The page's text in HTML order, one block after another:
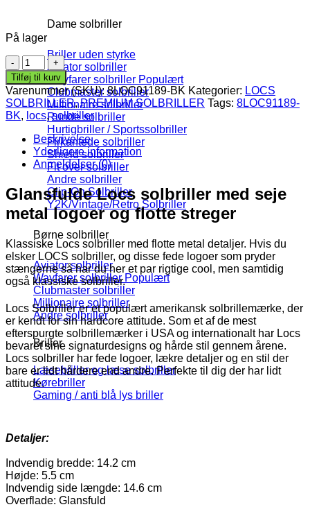
Dame solbriller
Briller uden styrke
Aviator solbriller
Wayfarer solbriller
Clubmaster solbriller
Millionaire solbriller
Runde solbriller
Hurtigbriller / Sportssolbriller
Firkantede solbriller
Shield solbriller
Fit over solbriller
Andre solbriller
Clip-On Solbriller
Y2K/Vintage/Retro Solbriller
Børne solbriller
Aviator solbriller
Wayfarer solbriller
Clubmaster solbriller
Millionaire solbriller
Andre solbriller
Briller
Læsebriller og læse solbriller
Kørebriller
Gaming / anti blå lys briller
På lager
Locs
Solbriller
-
Mola
antal
Tilføj til kurv
Varenummer (SKU):8LOC91189-BK Kategorier: LOCS
SOLBRILLER,PREMIUM SOLBRILLER Tags: 8LOC91189-
BK, locs,solbriller
Beskrivelse
Yderligere information
Anmeldelser (0)
Glansfulde Locs solbriller med seje
metal logoer og flotte streger
Klassiske Locs solbriller med flotte metal detaljer. Hvis du
elsker LOCS solbriller, og disse fede logoer som pryder
stængerne så har du her et par rigtige cool, men samtidig
også klassiske solbriller.
Locs Solbriller er et populært amerikansk solbrillemærke, der
er kendt for sin hardcore attitude. Som et af de mest
efterspurgte solbrillemærker i USA og internationalt har Locs
bevaret sine signaturdesigns og hårde stil gennem årene.
Locs solbriller har fede logoer, lækre detaljer og en stil der
bare er lidt hårdere end andre. Perfekte til dig der har lidt
attitude.
Detaljer:
Indvendig bredde: 14.2 cm
Højde: 5.5 cm
Indvendig side længde: 14.6 cm
Overflade: Glansfuld